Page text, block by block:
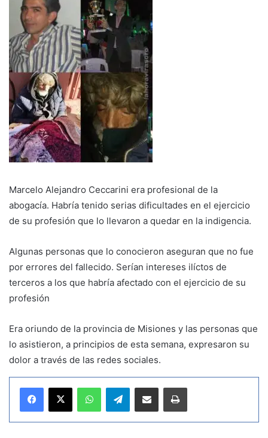
Marcelo Alejandro Ceccarini era profesional de la
abogacía. Habría tenido serias dificultades en el ejercicio
de su profesión que lo llevaron a quedar en la indigencia.
Algunas personas que lo conocieron aseguran que no fue
por errores del fallecido. Serían intereses ilíctos de
terceros a los que habría afectado con el ejercicio de su
profesión
Era oriundo de la provincia de Misiones y las personas que
lo asistieron, a principios de esta semana, expresaron su
dolor a través de las redes sociales.
Telegram